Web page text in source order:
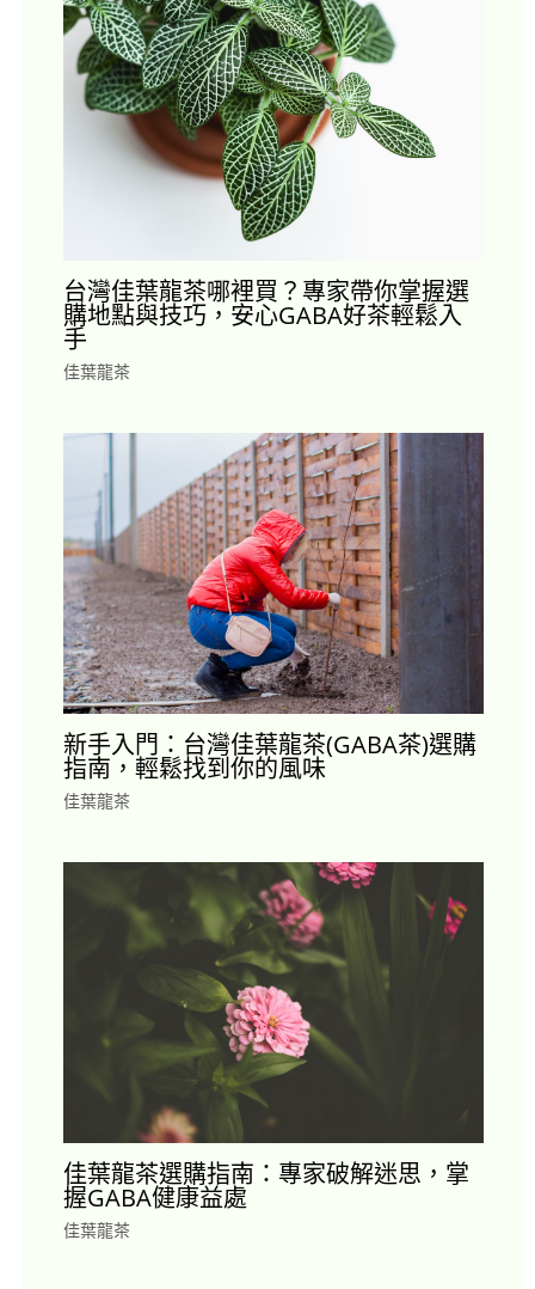
台灣佳葉龍茶哪裡買？專家帶你掌握選
購地點與技巧，安心GABA好茶輕鬆入
手
佳葉龍茶
新手入門：台灣佳葉龍茶(GABA茶)選購
指南，輕鬆找到你的風味
佳葉龍茶
佳葉龍茶選購指南：專家破解迷思，掌
握GABA健康益處
佳葉龍茶